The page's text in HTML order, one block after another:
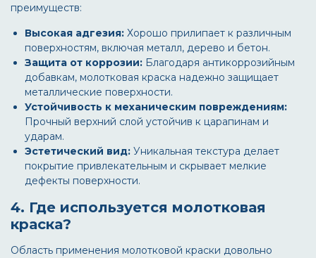
преимуществ:
Высокая адгезия: Хорошо прилипает к различным
поверхностям, включая металл, дерево и бетон.
Защита от коррозии: Благодаря антикоррозийным
добавкам, молотковая краска надежно защищает
металлические поверхности.
Устойчивость к механическим повреждениям:
Прочный верхний слой устойчив к царапинам и
ударам.
Эстетический вид: Уникальная текстура делает
покрытие привлекательным и скрывает мелкие
дефекты поверхности.
4. Где используется молотковая
краска?
Область применения молотковой краски довольно